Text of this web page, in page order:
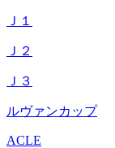
Ｊ１
Ｊ２
Ｊ３
ルヴァンカップ
ACLE